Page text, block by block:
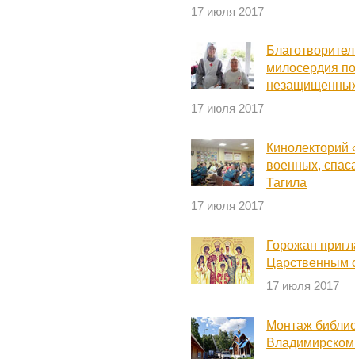
17 июля 2017
милосердия
17 июля 2017
военных,
Тагила
17 июля 2017
Горожан
Царственным
17 июля 2017
Монтаж